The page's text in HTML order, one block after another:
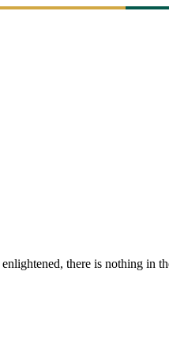
there is nothing in